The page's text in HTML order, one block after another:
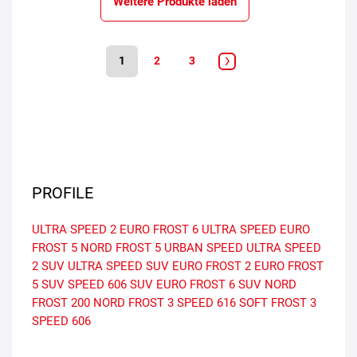
1 2 3
PROFILE
ULTRA SPEED 2 EURO FROST 6 ULTRA SPEED EURO
FROST 5 NORD FROST 5 URBAN SPEED ULTRA SPEED
2 SUV ULTRA SPEED SUV EURO FROST 2 EURO FROST
5 SUV SPEED 606 SUV EURO FROST 6 SUV NORD
FROST 200 NORD FROST 3 SPEED 616 SOFT FROST 3
SPEED 606